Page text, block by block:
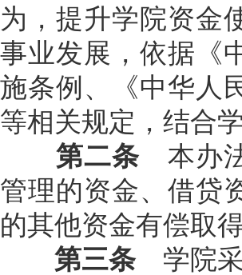
为，提升学院资金
事业发展，依据《
施条例、《中华人
等相关规定，结合
第二条本办
管理的资金、借贷
的其他资金有偿取
第三条 学院